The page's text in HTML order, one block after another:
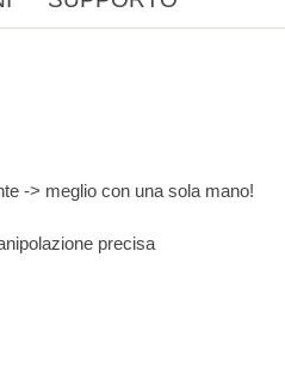
-> meglio con una sola mano!
precisa